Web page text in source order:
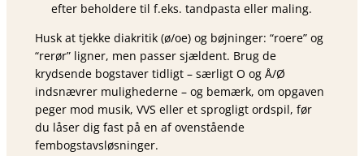
efter beholdere til f.eks. tandpasta eller maling.
Husk at tjekke diakritik (ø/oe) og bøjninger: “roere” og
“rerør” ligner, men passer sjældent. Brug de
krydsende bogstaver tidligt – særligt O og Å/Ø
indsnævrer mulighederne – og bemærk, om opgaven
peger mod musik, VVS eller et sprogligt ordspil, før
du låser dig fast på en af ovenstående
fembogstavsløsninger.